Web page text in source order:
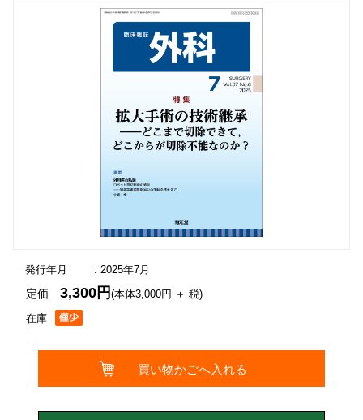
発行年月 : 2025年7月
在庫
定価3,300円(本体3,000円 ＋ 税)